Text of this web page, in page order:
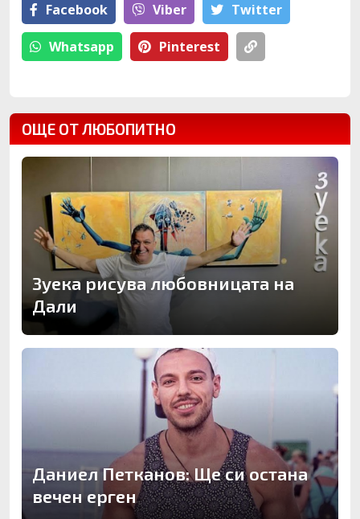
Facebook Viber Тwitter
Whatsapp Pinterest
ОЩЕ ОТ ЛЮБОПИТНО
Зуека рисува любовницата на
Дали
Даниел Петканов: Ще си остана
вечен ерген